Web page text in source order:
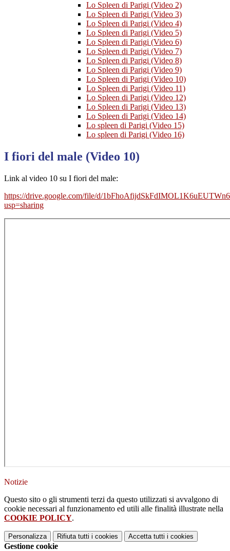
Lo Spleen di Parigi (Video 2)
Lo Spleen di Parigi (Video 3)
Lo Spleen di Parigi (Video 4)
Lo Spleen di Parigi (Video 5)
Lo Spleen di Parigi (Video 6)
Lo Spleen di Parigi (Video 7)
Lo Spleen di Parigi (Video 8)
Lo Spleen di Parigi (Video 9)
Lo Spleen di Parigi (Video 10)
Lo Spleen di Parigi (Video 11)
Lo Spleen di Parigi (Video 12)
Lo Spleen di Parigi (Video 13)
Lo Spleen di Parigi (Video 14)
Lo spleen di Parigi (Video 15)
Lo spleen di Parigi (Video 16)
I fiori del male (Video 10)
Link al video 10 su I fiori del male:
https://drive.google.com/file/d/
usp=sharing
Notizie
Questo sito o gli strumenti terzi da questo utilizzati si avvalgono di
cookie necessari al funzionamento ed utili alle finalità illustrate nella
COOKIE POLICY.
Personalizza Rifiuta tutti i cookies Accetta tutti i cookies
Gestione cookie